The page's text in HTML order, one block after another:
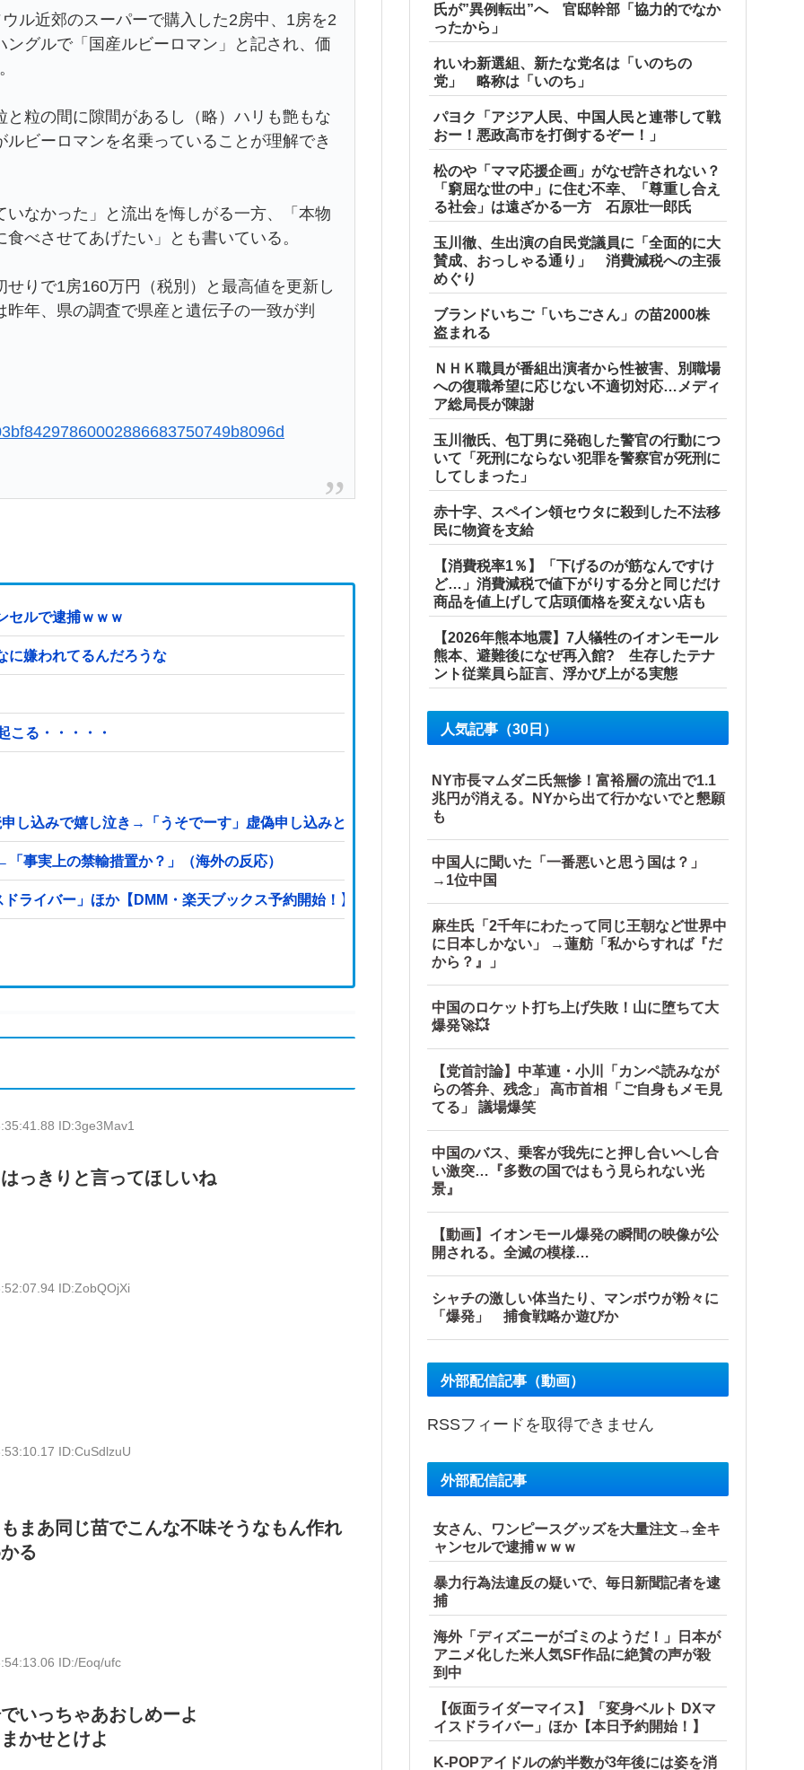
近郊のスーパーで購入した2房中、1房を2
グルで「国産ルビーロマン」と記され、価
粒の間に隙間があるし（略）ハリも艶もな
ビーロマンを名乗っていることが理解でき
なかった」と流出を悔しがる一方、「本物
べさせてあげたい」とも書いている。
りで1房160万円（税別）と最高値を更新し
年、県の調査で県産と遺伝子の一致が判
セルで逮捕ｗｗｗ
に嫌われてるんだろうな
こる・・・・・
し込みで嬉し泣き→「うそでーす」虚偽申し込みと判明→ 共産党が刑事告訴「厳重な処罰を求める」
事実上の禁輸措置か？」（海外の反応）
ライバー」ほか【DMM・楽天ブックス予約開始！】他
ID:3ge3Mav1
っきりと言ってほしいね
ID:ZobQOjXi
ID:CuSdlzuU
まあ同じ苗でこんな不味そうなもん作れ
る
ID:/Eoq/ufc
いっちゃあおしめーよ
かせとけよ
氏が”異例転出”へ 官邸幹部「協力的でなか
ったから」
れいわ新選組、新たな党名は「いのちの
党」 略称は「いのち」
パヨク「アジア人民、中国人民と連帯して戦
おー！悪政高市を打倒するぞー！」
松のや「ママ応援企画」がなぜ許されない？
「窮屈な世の中」に住む不幸、「尊重し合え
る社会」は遠ざかる一方 石原壮一郎氏
玉川徹、生出演の自民党議員に「全面的に大
賛成、おっしゃる通り」 消費減税への主張
めぐり
ブランドいちご「いちごさん」の苗2000株
盗まれる
ＮＨＫ職員が番組出演者から性被害、別職場
への復職希望に応じない不適切対応…メディ
ア総局長が陳謝
玉川徹氏、包丁男に発砲した警官の行動につ
いて「死刑にならない犯罪を警察官が死刑に
してしまった」
赤十字、スペイン領セウタに殺到した不法移
民に物資を支給
【消費税率1％】「下げるのが筋なんですけ
ど…」消費減税で値下がりする分と同じだけ
商品を値上げして店頭価格を変えない店も
【2026年熊本地震】7人犠牲のイオンモール
熊本、避難後になぜ再入館? 生存したテナ
ント従業員ら証言、浮かび上がる実態
人気記事（30日）
NY市長マムダニ氏無惨！富裕層の流出で1.1
兆円が消える。NYから出て行かないでと懇願
も
中国人に聞いた「一番悪いと思う国は？」
→1位中国
麻生氏「2千年にわたって同じ王朝など世界中
に日本しかない」 →蓮舫「私からすれば『だ
から？』」
中国のロケット打ち上げ失敗！山に堕ちて大
爆発🚀💥
【党首討論】中革連・小川「カンペ読みなが
らの答弁、残念」 高市首相「ご自身もメモ見
てる」 議場爆笑
中国のバス、乗客が我先にと押し合いへし合
い激突…『多数の国ではもう見られない光
景』
【動画】イオンモール爆発の瞬間の映像が公
開される。全滅の模様…
シャチの激しい体当たり、マンボウが粉々に
「爆発」 捕食戦略か遊びか
外部配信記事（動画）
RSSフィードを取得できません
外部配信記事
女さん、ワンピースグッズを大量注文→全キ
ャンセルで逮捕ｗｗｗ
暴力行為法違反の疑いで、毎日新聞記者を逮
捕
海外「ディズニーがゴミのようだ！」日本が
アニメ化した米人気SF作品に絶賛の声が殺
到中
【仮面ライダーマイス】「変身ベルト DXマ
イスドライバー」ほか【本日予約開始！】
K-POPアイドルの約半数が3年後には姿を消